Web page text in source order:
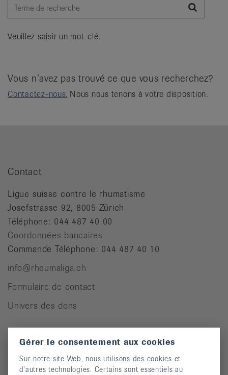
Veuillez saisir un mot-clé.
Vous n’avez pas trouvé ce que vous recherchez?
Contactez-nous. Nous nous tenons à votre disposition.
Contact
Ligue suisse contre le rhumatisme
Josefstrasse 92, 8005 Zürich
Téléphone: 044 487 40 00
Coordonnées bancaires
Commande Téléphone: 044 487 40 10
info@rheumaliga.ch
Formulaire de contact
Univers des dons
Pour des personnes atteintes de rhumatisme
Cours
Gérer le consentement aux cookies
Sur notre site Web, nous utilisons des cookies et
d’autres technologies. Certains sont essentiels au